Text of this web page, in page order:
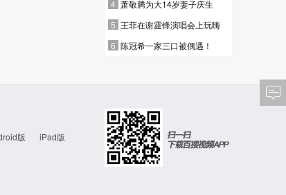
4 萧敬腾为大14岁妻子庆生
5 王菲在谢霆锋演唱会上玩嗨
6 陈冠希一家三口被偶遇！
版 iPad版